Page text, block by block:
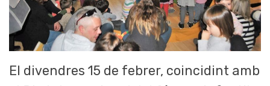
El divendres 15 de febrer, coincidint amb